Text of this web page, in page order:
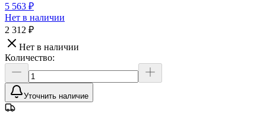
5 563 ₽
Нет в наличии
2 312 ₽
Нет в наличии
Количество:
Уточнить наличие